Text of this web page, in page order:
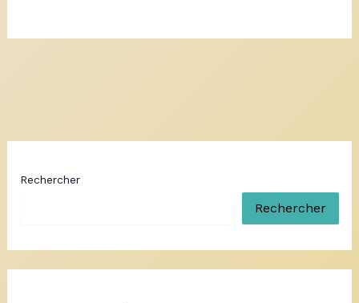
Rechercher
Rechercher